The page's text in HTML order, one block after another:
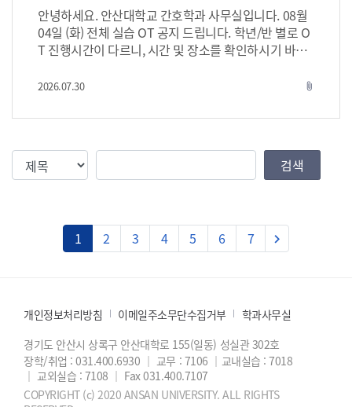
차 접종 MMR 4주 간격 2회 수두 4주 간격 2회 Tdap 성
인기 기준 1회 인플루엔자 매년 독감접종시기(9~11
월) 1. A형 간염 1) 어릴 때 접종한 적이 있다면 항체 검
한 적이 없거나, 접종했음에도 성인기 항체 검사 결과 음
양성으로 나타나면 항체 증명서 제출, 만약 음성이면 항
한 예방접종 증명서 불인정 2. B형 간염 1) 어릴 때 접
종한 적이 있다면 항체 검사 시행 : 양성인 경우 항체 증
후 항체 재검사하여 양성으로 나타나면 항체 증명서 제
출, 만약 음성이면 항체검사결과지와 예방접종 증명서
제출 3) 성인기 3차 접종 완료 후에 항체 검사했으나 항
방접종 증명서 불인정 3. MMR(홍역, 이하선염, 풍진)
1) 어릴 때 접종한 적이 있다면 각각의 항체 검사 시행 :
양성인 경우 각각의 항체 증명서 제출 (2019 경기권 홍
역유행으로 항체결과를 요구하고 있으므로 홍역, 이하
선염, 풍진 항체 결과 제출) 2) 어릴 때 접종한 적이 없거
나, 접종했음에도 성인기 항체 검사 결과 음성인 경우 :
안녕하세요. 안산대학교 간호학과 사무실입니다. 08월
04일 (화) 전체 실습 OT 공지 드립니다. 학년/반 별로 O
T 진행시간이 다르니, 시간 및 장소를 확인하시기 바랍
g/boardview/23/915 1. 학생 동선(첨부파일 확인) :
식권, 아주대학교병원 & 순천향대학교 부천병원 명찰,
에 앉으시면 됩니다. : 공통서류 및 기관별 서류는 성실
관 B1 해부학 실습실에 제출하면 됩니다. 2. 제출서류 :
실습실에 제출하면 됩니다. : 과사에서 프린트 해주지
않습니다. 본인에게 해당하는 파일은 모두 뽑아서 작성
해서 가져옵니다. ※ [공통1], [공통2] 서류는 각 한 장씩
제출. 3. 명찰 보증금 / 수술실 덧가운 : 아주대학교병원
& 순천향대학교 부천병원으로 실습 예정인 학생들은 기
관양식에 맞는 명찰이 필요합니다. : 수술실 덧가운은
원하는 학생만 빌려가면 됩니다. (첫텀 학생만 해당_DE
F1) : 명찰 보증금은 2,000원, 수술실 덧가운 보증금은
10,000원 가져오시면 드립니다. : 잔돈 교환이 어려우
2026.07.30 attach_file
검색조건 검색값 검색
1 2 3 4 5 6 7 keyboard_arrow_right
개인정보처리방침 이메일주소무단수집거부
학과사무실
경기도 안산시 상록구 안산대학로 155(일동) 성실관 302호
장학/취업 : 031.400.6930 ｜ 교무 : 7106 ｜ 교내실습 : 7018
｜ 교외실습 : 7108 ｜ Fax 031.400.7107
COPYRIGHT (c) 2020 ANSAN UNIVERSITY. ALL RIGHTS